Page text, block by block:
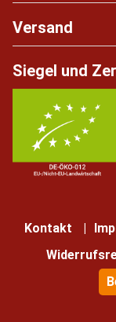
Versand
Siegel und
Kontakt